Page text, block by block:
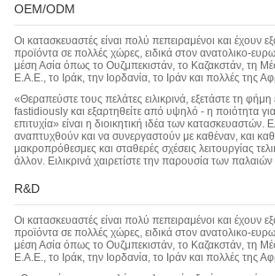
OEM/ODM
Οι κατασκευαστές είναι πολύ πεπειραμένοι και έχουν
προϊόντα σε πολλές χώρες, ειδικά στον ανατολικο-
μέση Ασία όπως το Ουζμπεκιστάν, το Καζακστάν, τη
Ε.Α.Ε., το Ιράκ, την Ιορδανία, το Ιράν και πολλές της
«Θεραπεύστε τους πελάτες ειλικρινά, εξετάστε τη φήμη
fastidiously και εξαρτηθείτε από υψηλό - η ποιότητα για
επιτυχία» είναι η διοικητική ιδέα των κατασκευαστών.
αναπτυχθούν και να συνεργαστούν με καθέναν, και
μακροπρόθεσμες και σταθερές σχέσεις λειτουργίας
άλλον. Ειλικρινά χαιρετίστε την παρουσία των
R&D
Οι κατασκευαστές είναι πολύ πεπειραμένοι και έχουν
προϊόντα σε πολλές χώρες, ειδικά στον ανατολικο-
μέση Ασία όπως το Ουζμπεκιστάν, το Καζακστάν, τη
Ε.Α.Ε., το Ιράκ, την Ιορδανία, το Ιράν και πολλές της